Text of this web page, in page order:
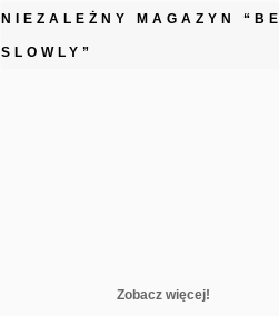
NIEZALEŻNY MAGAZYN “BE
SLOWLY”
Zobacz więcej!